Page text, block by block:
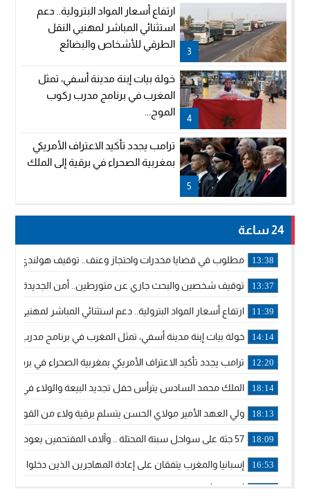
3
ارتفاع أسعار المواد البترولية.. دعم
استثنائي المباشر لمهنيي النقل
الطرقي للأشخاص والبضائع
4
خولة بيات إبنة مدينة أسفي، تمثل
المغرب في برنامج مدرب ركوب
الموج...
5
ترامب يجدد تأكيد الاعتراف الأمريكي
بمغربية الصحراء في برقية إلى الملك
24 ساعة
13:38 مطلوب في قضايا مخدرات واحتجاز وعنف.. توقيف هولندي
13:37 توقيف شخصين والبحث جاري عن متورطين.. أمن الجديدة يفك
11:39 ارتفاع أسعار المواد البترولية.. دعم استثنائي المباشر لمهنيي
14:14 خولة بيات إبنة مدينة أسفي، تمثل المغرب في برنامج مدرب
12:20 ترامب يجدد تأكيد الاعتراف الأمريكي بمغربية الصحراء في برقية
18:14 الملك محمد السادس يترأس حفل تجديد البيعة والولاء في
18:13 ولي العهد الأمير مولاي الحسن يتسلم برقية ولاء من القوات
18:09 57 جثة على سواحل سبتة المحتلة .. وآلاف المقتحمين يعودون إلى المغرب
16:53 إسبانيا والمغرب يتفقان على إعادة المهاجرين الذين دخلوا سبتة